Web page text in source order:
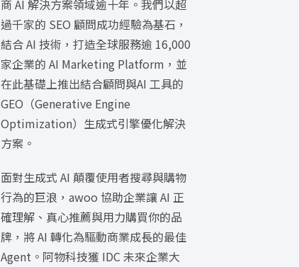
商 AI 解決方案領域逾十年。我們以超
過千家的 SEO 顧問成功經驗為基石，
結合 AI 技術，打造全球服務逾 16,000
家企業的 AI Marketing Platform，並
在此基礎上推出結合顧問與AI 工具的
GEO（Generative Engine
Optimization）生成式引擎優化解決
方案。
面對生成式 AI 顛覆使用者搜尋與購物
行為的巨浪，awoo 協助企業讓 AI 正
確理解、真心推薦與用力購買你的品
牌，將 AI 轉化為驅動商業成長的最佳
Agent。阿物科技獲 IDC 未來企業大